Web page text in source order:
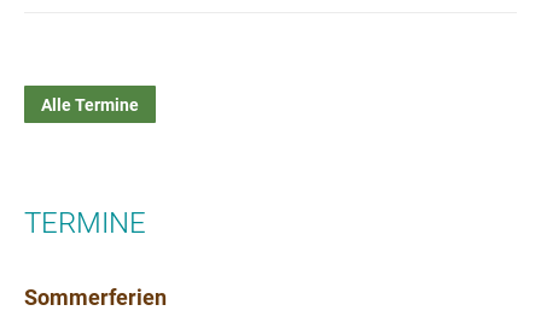
Alle Termine
TERMINE
Sommerferien